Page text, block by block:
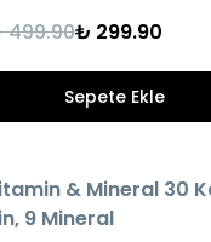
499.90₺ 299.90
Sepete Ekle
KARGO& Mineral 30
9 Mineral